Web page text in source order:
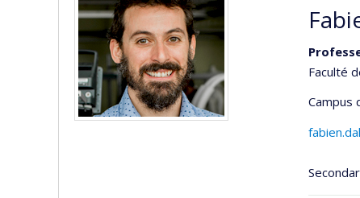
Faculté
Campus